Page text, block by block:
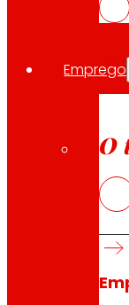
Emprego
O
No entanto,